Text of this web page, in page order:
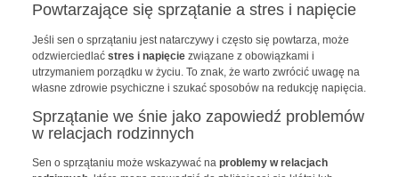
Powtarzające się sprzątanie a stres i napięcie
Jeśli sen o sprzątaniu jest natarczywy i często się powtarza, może
odzwierciedlać stres i napięciezwiązane z obowiązkami i
utrzymaniem porządku w życiu. To znak, że warto zwrócić uwagę na
własne zdrowie psychiczne i szukać sposobów na redukcję napięcia.
Sprzątanie we śnie jako zapowiedź problemów
w relacjach rodzinnych
Sen o sprzątaniu może wskazywać na problemy w relacjach